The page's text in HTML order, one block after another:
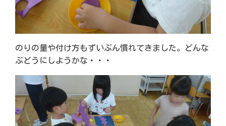
のりの量や付け方もずいぶん慣れてきました。どんな
ぶどうにしようかな・・・